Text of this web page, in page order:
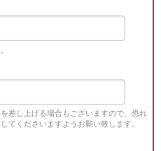
差し上げる場合もございますので、恐れ
てくださいますようお願い致します。